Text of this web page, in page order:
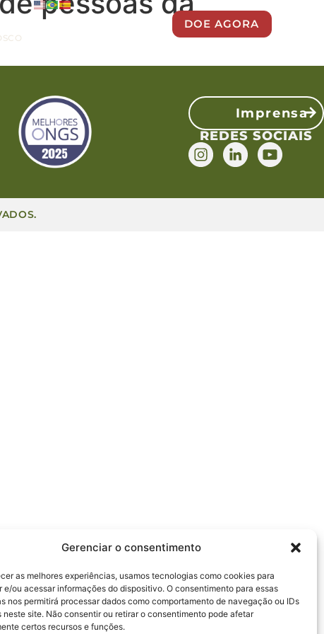
Gerenciar o consentimento
as melhores experiências, usamos tecnologias como cookies para
e/ou acessar informações do dispositivo. O consentimento para essas
nos permitirá processar dados como comportamento de navegação ou IDs
neste site. Não consentir ou retirar o consentimento pode afetar
certos recursos e funções.
DOE AGORA
Imprensa
REDES SOCIAIS